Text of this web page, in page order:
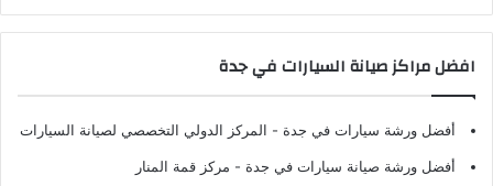
افضل مراكز صيانة السيارات في جدة
أفضل ورشة سيارات في جدة - المركز الدولي التخصصي لصيانة السيارات
أفضل ورشة صيانة سيارات في جدة - مركز قمة المنار